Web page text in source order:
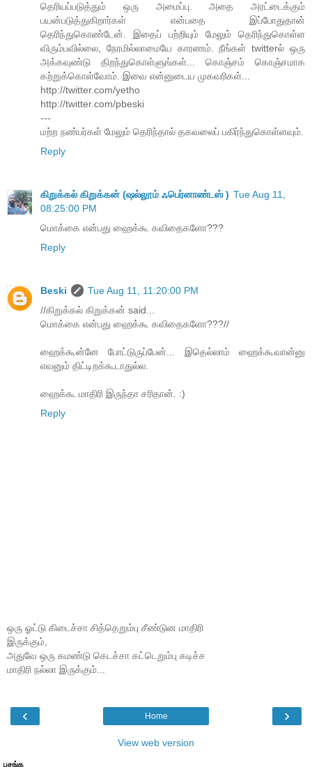
தெரியப்படுத்தும் ஒரு அமைப்பு. அதை அரட்டைக்கும்
பயன்படுத்துகிறார்கள் என்பதை இப்போதுதான்
தெரிந்துகொண்டேன். இதைப் பற்றியும் மேலும் தெரிந்துகொள்ள
விரும்பவில்லை, நேரமில்லாமையே காரணம். நீங்கள் twitterல் ஒரு
அக்கவுண்டு திறந்துகொள்ளுங்கள்... கொஞ்சம் கொஞ்சமாக
கற்றுக்கொள்வோம். இவை என்னுடைய முகவரிகள்...
http://twitter.com/yetho
http://twitter.com/pbeski
---
மற்ற நண்பர்கள் மேலும் தெரிந்தால் தகவலைப் பகிர்ந்துகொள்ளவும்.
Reply
கிறுக்கல் கிறுக்கன் (ஷல்லூம் ஃபெர்னாண்டஸ் ) Tue Aug 11,
08:25:00 PM
மொக்கை என்பது ஹைக்கூ கவிதைகளோ???
Reply
Beski
Tue Aug 11, 11:20:00 PM
//கிறுக்கல் கிறுக்கன் said...
மொக்கை என்பது ஹைக்கூ கவிதைகளோ???//
ஹைக்கூன்னே போட்டுருப்பேன்... இதெல்லாம் ஹைக்கூவான்னு
எவனும் திட்டிறக்கூடாதுல்ல.
ஹைக்கூ மாதிரி இருந்தா சரிதான். :)
Reply
ஒரு ஓட்டு கிடைச்சா சித்தெறும்பு சீண்டுன மாதிரி
இருக்கும்,
அதுவே ஒரு கமண்டு கெடச்சா கட்டெறும்பு கடிச்ச
மாதிரி நல்லா இருக்கும்...
‹ ›
Home
View web version
பசங்க